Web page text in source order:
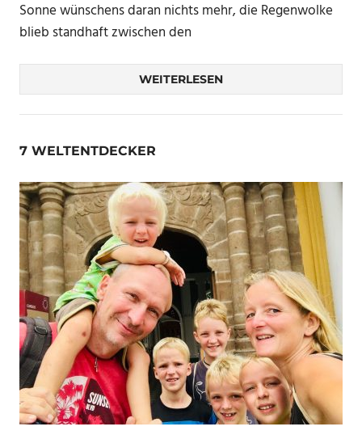
Sonne wünschens daran nichts mehr, die Regenwolke
blieb standhaft zwischen den
WEITERLESEN
7 WELTENTDECKER